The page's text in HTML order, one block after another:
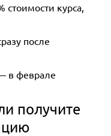
стоимости курса,
после
в феврале
получите